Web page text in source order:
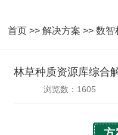
首页 >>解决方案 >>数智
林草种质资源库综合
浏览数：1605